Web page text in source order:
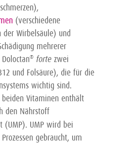
(verschiedene
der Wirbelsäule) und
mehrerer
® forte zwei
und Folsäure), die für die
wichtig sind.
beiden Vitaminen enthält
den Nährstoff
(UMP). UMP wird bei
gebraucht, um